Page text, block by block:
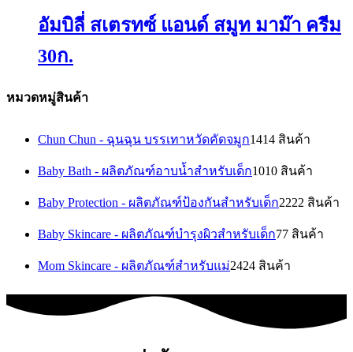
อัมบิลี่ สเตรทซ์ แอนด์ สมูท มาม๊า ครีม
30ก.
หมวดหมู่สินค้า
Chun Chun - ฉุนฉุน บรรเทาหวัดคัดจมูก1414 สินค้า
Baby Bath - ผลิตภัณฑ์อาบน้ำสำหรับเด็ก1010 สินค้า
Baby Protection - ผลิตภัณฑ์ป้องกันสำหรับเด็ก2222 สินค้า
Baby Skincare - ผลิตภัณฑ์บำรุงผิวสำหรับเด็ก77 สินค้า
Mom Skincare - ผลิตภัณฑ์สำหรับแม่2424 สินค้า